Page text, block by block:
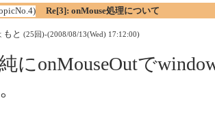
Re[3]: onMouse処理について
もと (25回)-(2008/08/13(Wed) 17:12:00)
にonMouseOutで